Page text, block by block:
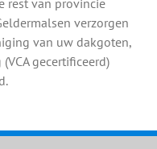
verzorgen
van uw dakgoten,
gecertificeerd)